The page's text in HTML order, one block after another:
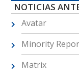
NOTICIAS
Avatar
Minority
Matrix